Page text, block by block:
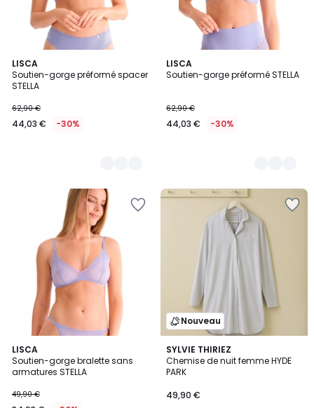
LISCA
Soutien-gorge préformé spacer
STELLA
62,90 €
44,03 € -30%
2
Couleurs
LISCA
Soutien-gorge préformé STELLA
62,90 €
44,03 € -30%
2
Couleurs
LISCA
Soutien-gorge bralette sans
armatures STELLA
49,90 €
2
Couleurs
Nouveau
SYLVIE THIRIEZ
Chemise de nuit femme HYDE
PARK
49,90 €